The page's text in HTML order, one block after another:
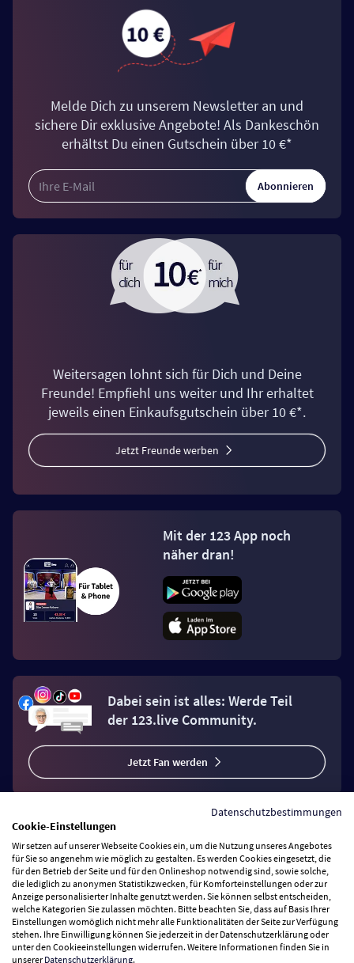
Melde Dich zu unserem Newsletter an und
sichere Dir exklusive Angebote! Als Dankeschön
erhältst Du einen Gutschein über 10 €*
Abonnieren
Weitersagen lohnt sich für Dich und Deine
Freunde! Empfiehl uns weiter und Ihr erhaltet
jeweils einen Einkaufsgutschein über 10 €*.
Jetzt Freunde werben
Mit der 123 App noch
näher dran!
Dabei sein ist alles: Werde Teil
der 123.live Community.
Jetzt Fan werden
Vertrag widerrufen
Zahlungsarten
Wir versenden mit
Datenschutzbestimmungen
Cookie-Einstellungen
Wir setzen auf unserer Webseite Cookies ein, um die Nutzung unseres Angebotes
für Sie so angenehm wie möglich zu gestalten. Es werden Cookies eingesetzt, die
für den Betrieb der Seite und für den Onlineshop notwendig sind, sowie solche,
die lediglich zu anonymen Statistikzwecken, für Komforteinstellungen oder zur
Anzeige personalisierter Inhalte genutzt werden. Sie können selbst entscheiden,
welche Kategorien Sie zulassen möchten. Bitte beachten Sie, dass auf Basis Ihrer
Einstellungen womöglich nicht mehr alle Funktionalitäten der Seite zur Verfügung
stehen. Ihre Einwilligung können Sie jederzeit in der Datenschutzerklärung oder
unter den Cookieeinstellungen widerrufen. Weitere Informationen finden Sie in
unsererDatenschutzerklärung.